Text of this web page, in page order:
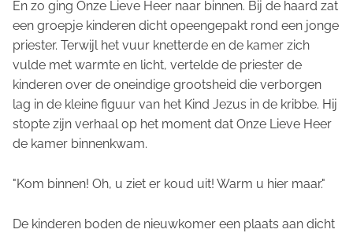
En zo ging Onze Lieve Heer naar binnen. Bij de haard zat
een groepje kinderen dicht opeengepakt rond een jonge
priester. Terwijl het vuur knetterde en de kamer zich
vulde met warmte en licht, vertelde de priester de
kinderen over de oneindige grootsheid die verborgen
lag in de kleine figuur van het Kind Jezus in de kribbe. Hij
stopte zijn verhaal op het moment dat Onze Lieve Heer
de kamer binnenkwam.
"Kom binnen! Oh, u ziet er koud uit! Warm u hier maar."
De kinderen boden de nieuwkomer een plaats aan dicht